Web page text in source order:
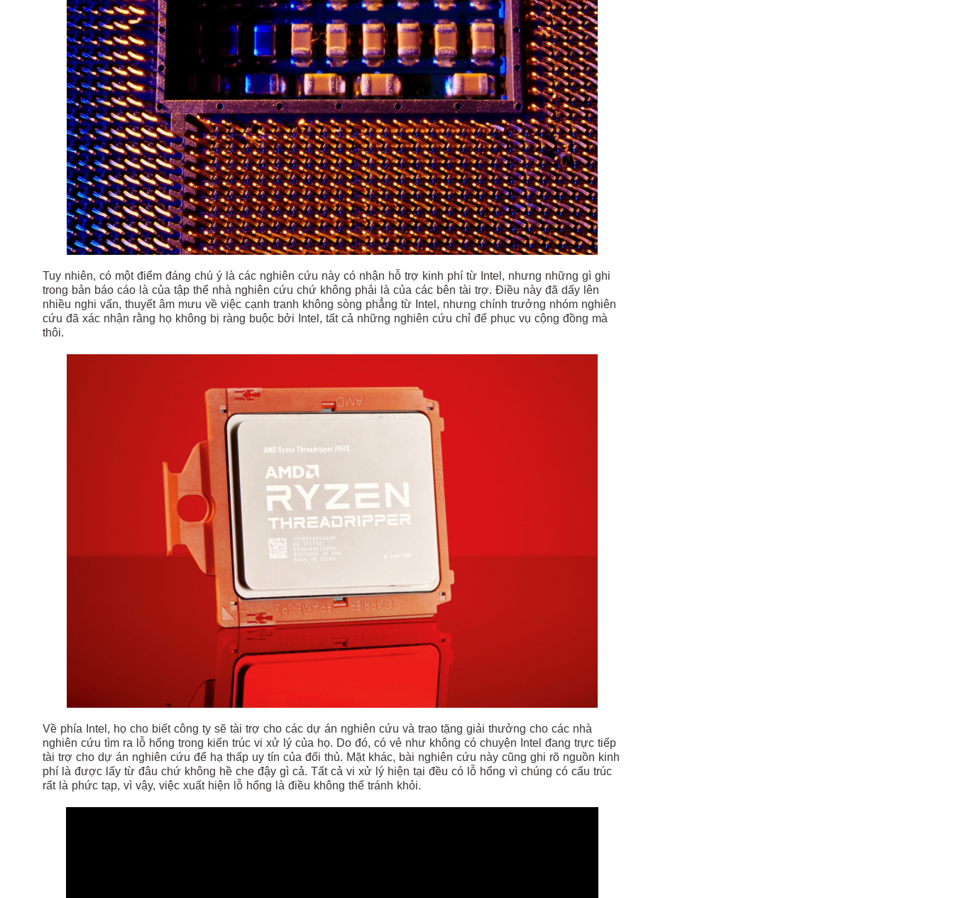
Tuy nhiên, có một điểm đáng chú ý là các nghiên cứu này có nhận hỗ trợ kinh phí từ Intel, nhưng những gì ghi
trong bản báo cáo là của tập thể nhà nghiên cứu chứ không phải là của các bên tài trợ. Điều này đã dấy lên
nhiều nghi vấn, thuyết âm mưu về việc cạnh tranh không sòng phẳng từ Intel, nhưng chính trưởng nhóm nghiên
cứu đã xác nhận rằng họ không bị ràng buộc bởi Intel, tất cả những nghiên cứu chỉ để phục vụ cộng đồng mà
thôi.
Về phía Intel, họ cho biết công ty sẽ tài trợ cho các dự án nghiên cứu và trao tặng giải thưởng cho các nhà
nghiên cứu tìm ra lỗ hổng trong kiến trúc vi xử lý của họ. Do đó, có vẻ như không có chuyện Intel đang trực tiếp
tài trợ cho dự án nghiên cứu để hạ thấp uy tín của đối thủ. Mặt khác, bài nghiên cứu này cũng ghi rõ nguồn kinh
phí là được lấy từ đâu chứ không hề che đậy gì cả. Tất cả vi xử lý hiện tại đều có lỗ hổng vì chúng có cấu trúc
rất là phức tạp, vì vậy, việc xuất hiện lỗ hổng là điều không thể tránh khỏi.